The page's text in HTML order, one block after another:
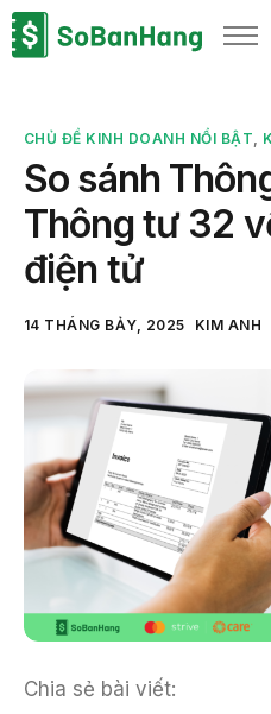
Sản phẩm
Bảng giá
Blog
Thông tin thuế
Về chúng tôi
CHỦ ĐỀ KINH DOANH NỔI BẬT,
So sánh
Thông tư 32
điện tử
14 THÁNG BẢY, 2025 KIM ANH
Chia sẻ bài viết: